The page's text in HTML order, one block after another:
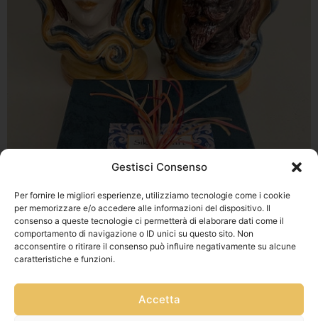
Gestisci Consenso
Per fornire le migliori esperienze, utilizziamo tecnologie come i cookie
per memorizzare e/o accedere alle informazioni del dispositivo. Il
consenso a queste tecnologie ci permetterà di elaborare dati come il
comportamento di navigazione o ID unici su questo sito. Non
acconsentire o ritirare il consenso può influire negativamente su alcune
caratteristiche e funzioni.
Accetta